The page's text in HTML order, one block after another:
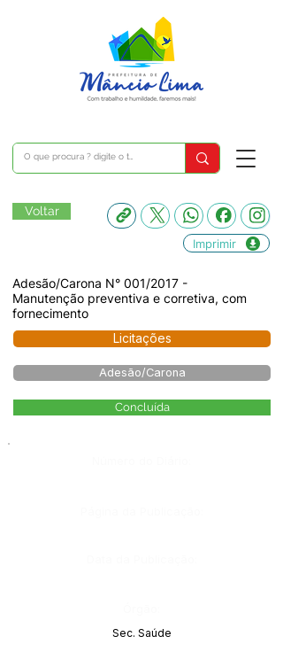
Voltar
Imprimir
Adesão/Carona N° 001/2017 -
Manutenção preventiva e corretiva, com
fornecimento
Licitações
Adesão/Carona
Concluída
Sec. Saúde